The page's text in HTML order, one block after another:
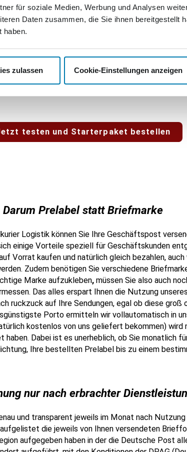
für soziale Medien, Werbung und Analysen
Daten zusammen, die Sie ihnen bereitgestellt
haben.
zulassen Cookie-Einstellungen anzeigen
testen und Starterpaket bestellen
Darum Prelabel statt Briefmarke
Logistik können Sie Ihre Geschäftspost
einige Vorteile speziell für Geschäftskunden
Vorrat kaufen und natürlich gleich bezahlen,
Zudem benötigen Sie verschiedene
Marke aufzukleben,müssen Sie also auch
Das alles erspart Ihnen die Nutzung
ruckzuck auf Ihre Sendungen, egal ob diese groß
Porto ermitteln wir vollautomatisch in
kostenlos von uns geliefert bekommen) wird
haben. Dabei ist es unerheblich, ob Sie monatlich
Ihre bestellten Prelabel bis zu einem
nur nach erbrachter
und transparent jeweils im Monat nach
die jeweils von Ihnen versendeten
aufgegeben haben in der die Deutsche Post